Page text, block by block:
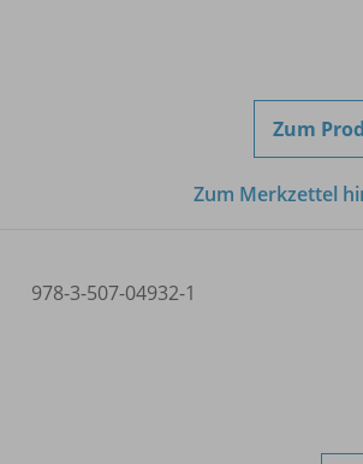
Zum
Zum Merkzettel
978-3-507-04932-1